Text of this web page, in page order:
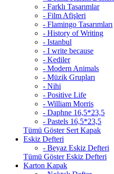
- Farklı Tasarımlar
- Film Afişleri
- Flamingo Tasarımları
- History of Writing
- Istanbul
- I write because
- Kediler
- Modern Animals
- Müzik Grupları
- Nihi
- Positive Life
- William Morris
- Daphne 16,5*23,5
- Pastels 16,5*23,5
Tümü Göster Sert Kapak
Eskiz Defteri
- Beyaz Eskiz Defteri
Tümü Göster Eskiz Defteri
Karton Kapak